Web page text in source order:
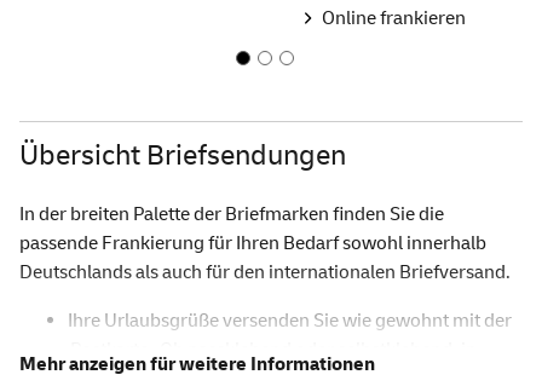
Online frankieren
Übersicht Briefsendungen
In der breiten Palette der Briefmarken finden Sie die
passende Frankierung für Ihren Bedarf sowohl innerhalb
Deutschlands als auch für den internationalen Briefversand.
Ihre Urlaubsgrüße versenden Sie wie gewohnt mit der
Rollenform oder als Markenset - bei uns finden Sie eine